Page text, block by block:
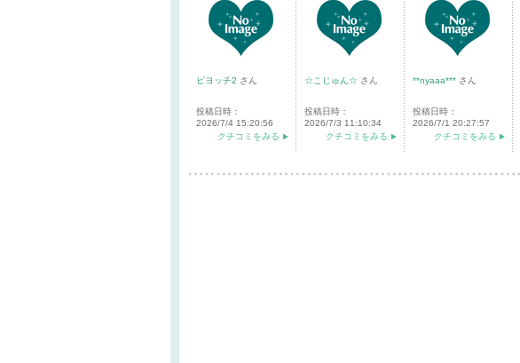
ピヨッチ2 さん
投稿日時：
2026/7/4 15:20:56
クチコミをみる
☆こじゅん☆ さん
投稿日時：
2026/7/3 11:10:34
クチコミをみる
**nyaaa*** さん
投稿日時：
2026/7/1 20:27:57
クチコミをみる